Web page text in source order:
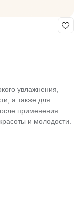
увлажнения,
а также для
применения
и молодости.